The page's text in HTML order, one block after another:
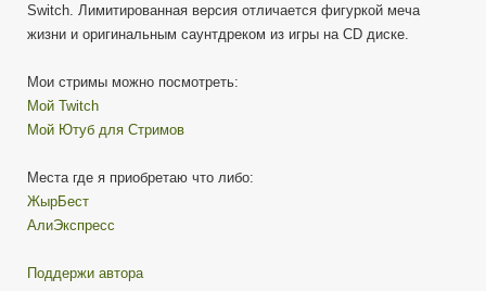
Switch. Лимитированная версия отличается фигуркой меча
жизни и оригинальным саунтдреком из игры на CD диске.
Мои стримы можно посмотреть:
Мой Twitch
Мой Ютуб для Стримов
Места где я приобретаю что либо:
ЖырБест
АлиЭкспресс
Поддержи автора